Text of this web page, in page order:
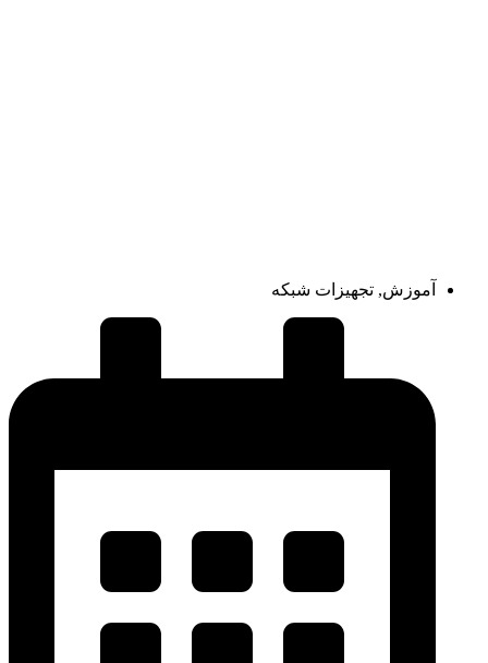
آموزش, تجهیزات شبکه